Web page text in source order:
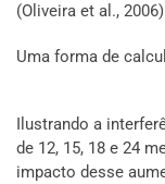
(Oliveira et al.,
Uma forma de
Ilustrando a
de 12, 15, 18 e 24
impacto desse